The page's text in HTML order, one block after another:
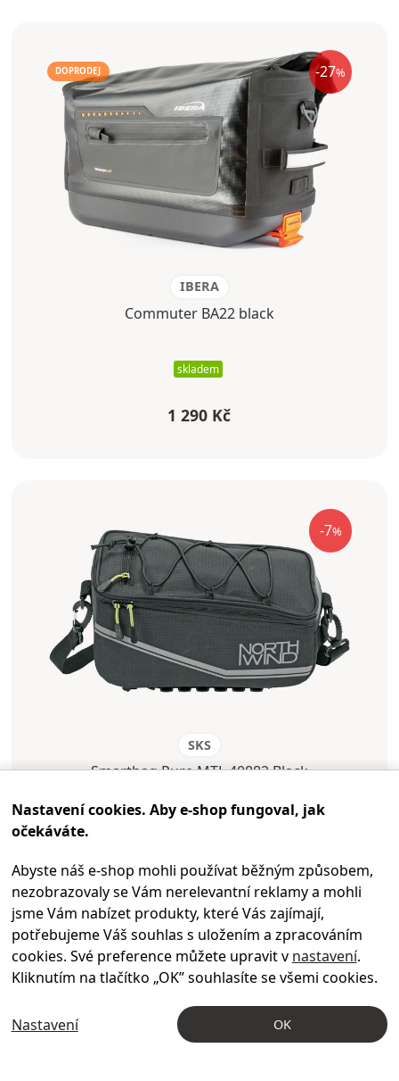
-27%
DOPRODEJ
IBERA
Commuter BA22 black
skladem
1 290 Kč
-7%
SKS
Smartbag Pure MTL 40882 Black
1 290 Kč
-10
Nastavení cookies. Aby e-shop fungoval, jak
očekáváte.
Abyste náš e-shop mohli používat běžným způsobem,
nezobrazovaly se Vám nerelevantní reklamy a mohli
jsme Vám nabízet produkty, které Vás zajímají,
potřebujeme Váš souhlas s uložením a zpracováním
cookies. Své preference můžete upravit v nastavení.
Kliknutím na tlačítko „OK” souhlasíte se všemi cookies.
Nastavení OK